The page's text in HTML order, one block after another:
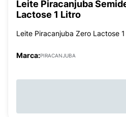
Leite Piracanjuba
Lactose 1 Litro
Leite Piracanjuba Zero Lactose
Marca:PIRACANJUBA